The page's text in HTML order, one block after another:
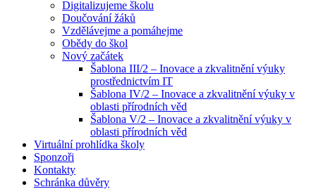
Digitalizujeme školu
Doučování žáků
Vzdělávejme a pomáhejme
Obědy do škol
Nový začátek
Šablona III/2 – Inovace a zkvalitnění výuky
prostřednictvím IT
Šablona IV/2 – Inovace a zkvalitnění výuky v
oblasti přírodních věd
Šablona V/2 – Inovace a zkvalitnění výuky v
oblasti přírodních věd
Virtuální prohlídka školy
Sponzoři
Kontakty
Schránka důvěry